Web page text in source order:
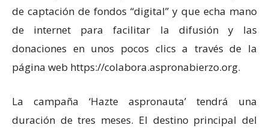
de captación de fondos “digital” y que echa mano
de internet para facilitar la difusión y las
donaciones en unos pocos clics a través de la
página web https://colabora.aspronabierzo.org.
La campaña ‘Hazte aspronauta’ tendrá una
duración de tres meses. El destino principal del